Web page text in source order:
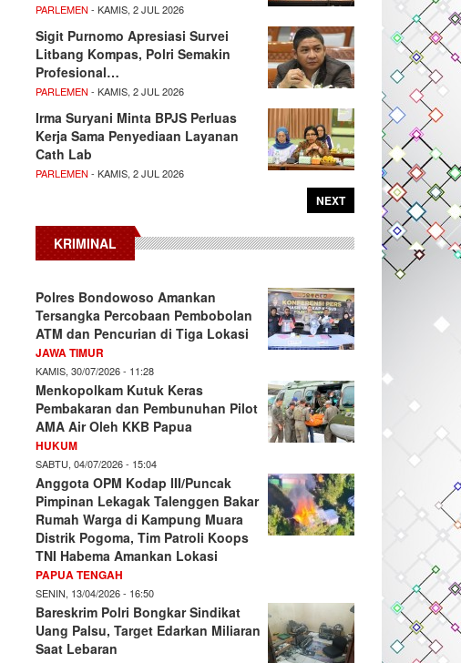
PARLEMEN - KAMIS, 2 JUL 2026
Sigit Purnomo Apresiasi Survei
Litbang Kompas, Polri Semakin
Profesional…
PARLEMEN - KAMIS, 2 JUL 2026
Irma Suryani Minta BPJS Perluas
Kerja Sama Penyediaan Layanan
Cath Lab
PARLEMEN - KAMIS, 2 JUL 2026
NEXT
KRIMINAL
Polres Bondowoso Amankan
Tersangka Percobaan Pembobolan
ATM dan Pencurian di Tiga Lokasi
JAWA TIMUR
KAMIS, 30/07/2026 - 11:28
Menkopolkam Kutuk Keras
Pembakaran dan Pembunuhan Pilot
AMA Air Oleh KKB Papua
HUKUM
SABTU, 04/07/2026 - 15:04
Anggota OPM Kodap III/Puncak
Pimpinan Lekagak Talenggen Bakar
Rumah Warga di Kampung Muara
Distrik Pogoma, Tim Patroli Koops
TNI Habema Amankan Lokasi
PAPUA TENGAH
SENIN, 13/04/2026 - 16:50
Bareskrim Polri Bongkar Sindikat
Uang Palsu, Target Edarkan Miliaran
Saat Lebaran